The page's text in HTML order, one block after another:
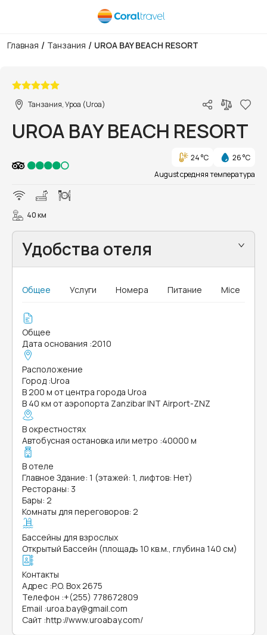
Главная / Танзания / UROA BAY BEACH RESORT
Танзания, Уроа (Uroa)
UROA BAY BEACH RESORT
24 °C
26 °C
August средняя температура
40 км
Удобства отеля
Общее Услуги Номера Питание Mice
Общее
Дата основания :2010
Расположение
Город :Uroa
В 200 м от центра города Uroa
В 40 км от аэропорта Zanzibar INT Airport-ZNZ
В окрестностях
Автобусная остановка или метро :40000 м
В отеле
Главное Здание: 1 (этажей: 1, лифтов: Нет)
Рестораны: 3
Бары: 2
Комнаты для переговоров: 2
Бассейны для взрослых
Открытый Бассейн (площадь 10 кв.м., глубина 140 см)
Контакты
Адрес :P.O. Box 2675
Телефон :+(255) 778672809
Email :uroa.bay@gmail.com
Сайт :http://www.uroabay.com/